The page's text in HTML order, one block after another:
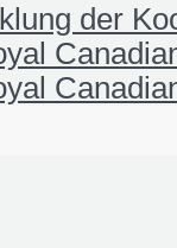
der